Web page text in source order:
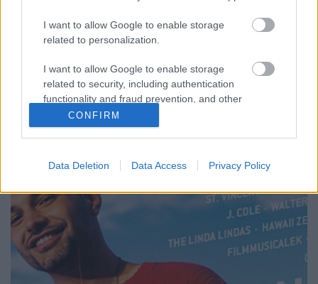
I want to allow Google to enable storage
related to personalization.
I want to allow Google to enable storage
related to security, including authentication
functionality and fraud prevention, and other
user protection.
CONFIRM
Data Deletion Data Access Privacy Policy
Az HBO legújabb sikersorozata, ami minden héten a
tévé képernyője elé tudta szegezni a nézőket,
igazából semmi újdonsággal nem szolgált, de az
ismerős elemeket remekül hozta. Ez a kritika először
a Recorder magazin 85. számában jelent meg.